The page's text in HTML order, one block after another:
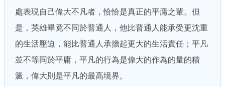
處表現自己偉大不凡者，恰恰是真正的平庸之輩。但
是，英雄畢竟不同於普通人，他比普通人能承受更沈重
的生活壓迫，能比普通人承擔起更大的生活責任；平凡
並不等同於平庸，平凡的行為是偉大的作為的量的積
澱，偉大則是平凡的最高境界。